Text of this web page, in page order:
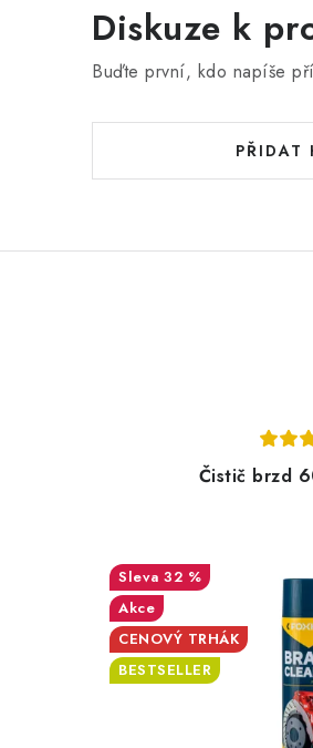
Diskuze k
Buďte první, kdo napíše
PŘIDAT
Čistič brzd
32 %
Akce
CENOVÝ TRHÁK
BESTSELLER